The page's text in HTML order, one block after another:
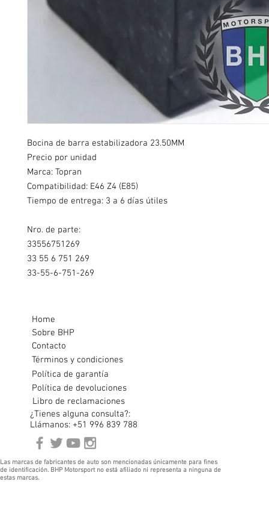
Bocina de barra estabilizadora 23.50MM
Precio por unidad
Marca: Topran
Compatibilidad: E46 Z4 (E85)
Tiempo de entrega: 3 a 6 días útiles
Nro. de parte:
33556751269
33 55 6 751 269
33-55-6-751-269
Home
Sobre BHP
Contacto
Términos y condiciones
Política de garantía
Política de devoluciones
Libro de reclamaciones
¿Tienes alguna consulta?:
Llámanos: +51 996 839 788
Las marcas de fabricantes de auto son mencionadas únicamente para fines
de identificación. BHP Motorsport no está afiliado ni representa a ninguna de
estas marcas.